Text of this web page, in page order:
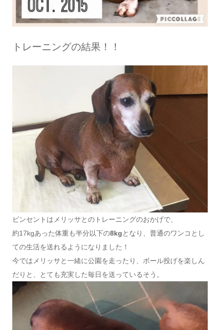
トレーニングの結果！！
ビンセントはメリッサとのトレーニングのおかげで、
約17kgあった体重も半分以下の8kgとなり、普通のワンコとし
ての生活を送れるようになりました！
今ではメリッサと一緒に公園を走ったり、ボール投げを楽しん
だりと、とても充実した毎日を送っているそう。